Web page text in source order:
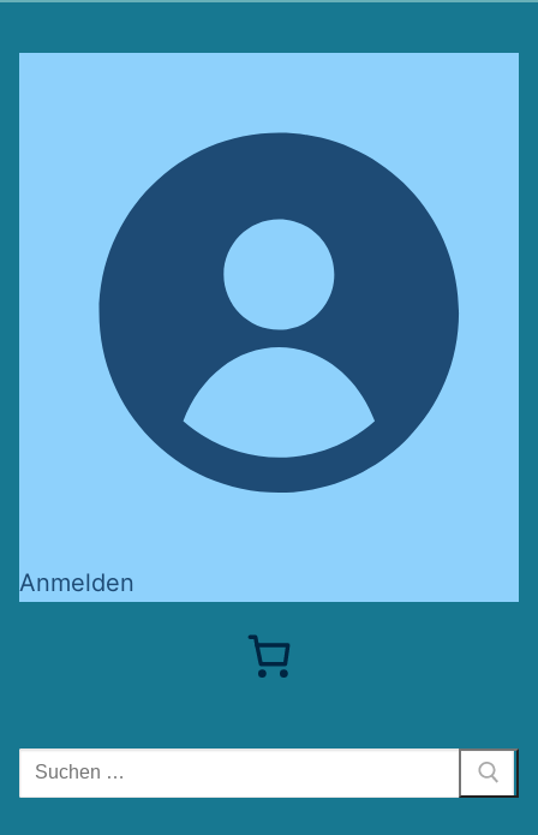
Anmelden
Suchen
nach: